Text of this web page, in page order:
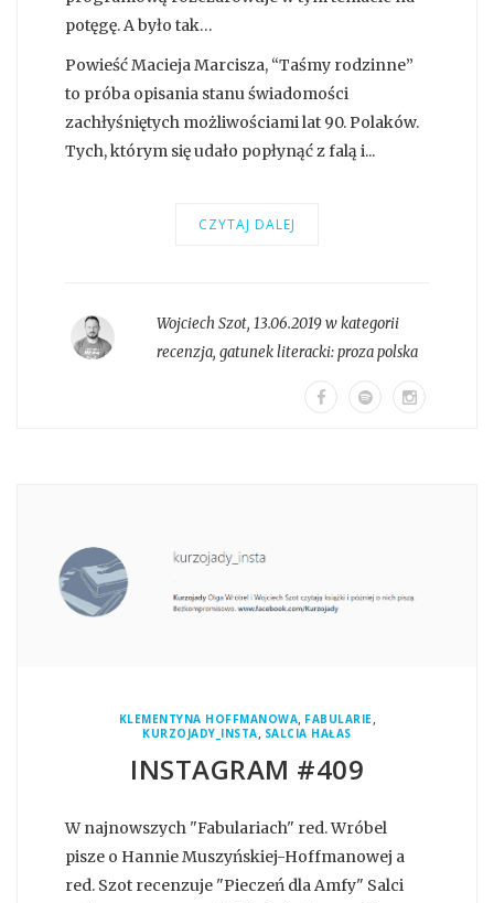
potęgę. A było tak…
Powieść Macieja Marcisza, “Taśmy rodzinne”
to próba opisania stanu świadomości
zachłyśniętych możliwościami lat 90. Polaków.
Tych, którym się udało popłynąć z falą i...
CZYTAJ DALEJ
Wojciech Szot, 13.06.2019 w kategorii
recenzja, gatunek literacki:proza polska
KLEMENTYNA HOFFMANOWA, FABULARIE,
KURZOJADY_INSTA, SALCIA HAŁAS
INSTAGRAM #409
W najnowszych "Fabulariach" red. Wróbel
pisze o Hannie Muszyńskiej-Hoffmanowej a
red. Szot recenzuje "Pieczeń dla Amfy" Salci